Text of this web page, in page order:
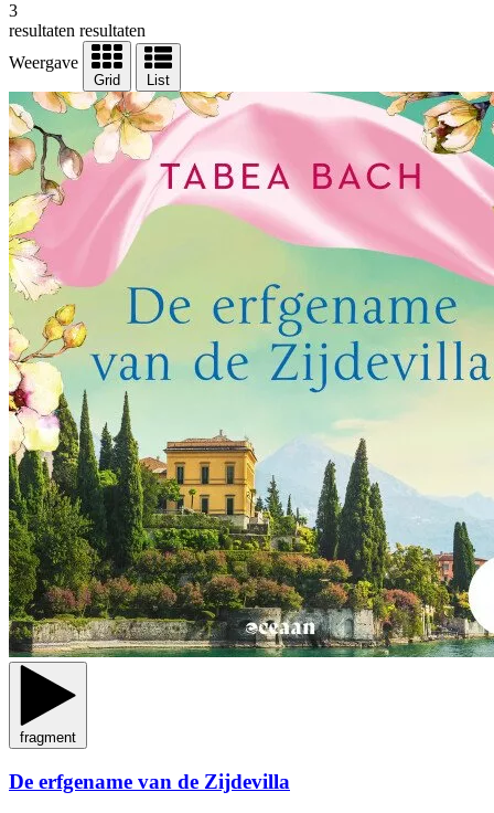
3
resultaten resultaten
Weergave
Grid List
fragment
De erfgename van de Zijdevilla